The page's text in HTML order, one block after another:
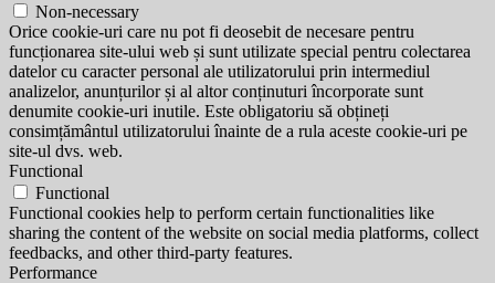
Non-necessary
Orice cookie-uri care nu pot fi deosebit de necesare pentru
funcționarea site-ului web și sunt utilizate special pentru colectarea
datelor cu caracter personal ale utilizatorului prin intermediul
analizelor, anunțurilor și al altor conținuturi încorporate sunt
denumite cookie-uri inutile. Este obligatoriu să obțineți
consimțământul utilizatorului înainte de a rula aceste cookie-uri pe
site-ul dvs. web.
Functional
Functional
Functional cookies help to perform certain functionalities like
sharing the content of the website on social media platforms, collect
feedbacks, and other third-party features.
Performance